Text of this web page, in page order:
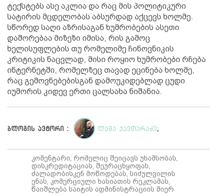
ტექსტებს ასე აკლია და რაც მის პოლიტიკური
სატირის მცდელობას აბსურდად აქცევს ხოლმე.
სწორედ საღი აზრისაგან ხუმრობების ასეთი
დაშორებაა მიზეზი იმისა, რის გამოც
ხელისუფლების თუ რომელიმე ჩინოვნიკის
კრიტიკის ნაცვლად, მისი როყიო ხუმრობები რჩება
ინტერნეტში, რომელზეც თავად ეცინება ხოლმე,
რაც გემოვნებებისგან დამოუკიდებლად ცუდი
იუმორის კიდევ ერთი ცალსახა ნიშანია.
ბლოგის ავტორი : ლაშა ქავთარაძე ;
კომენტარი, რომელიც შეიცავს უხამსობას,
დისკრედიტაციას, შეურაცხყოფას,
ძალადობისკენ მოწოდებას, სიძულვილის
ენას, კომერციული ხასიათის რეკლამას,
წაიშლება საიტის ადმინისტრაციის მიერ